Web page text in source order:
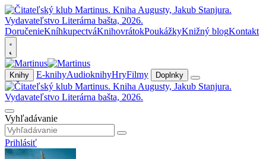
DoručenieKníhkupectváKnihovrátokPoukážkyKnižný blogKontakt
Knihy E-knihyAudioknihyHryFilmy Doplnky
Vyhľadávanie
Prihlásiť